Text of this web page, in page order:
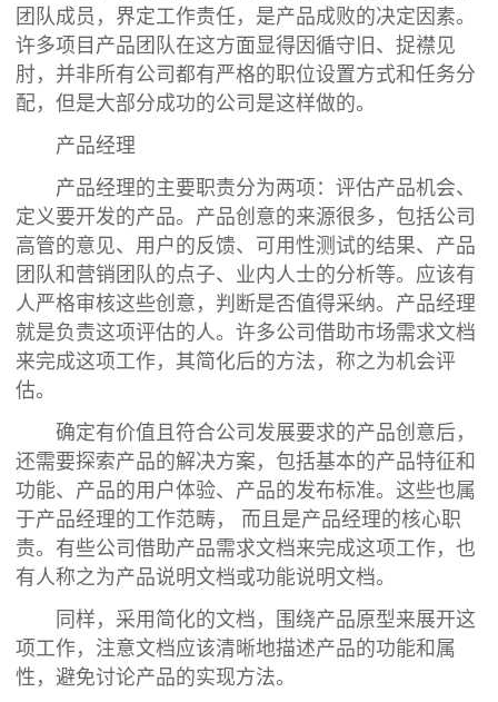
团队成员，界定工作责任，是产品成败的决定因素。
许多项目产品团队在这方面显得因循守旧、捉襟见
肘，并非所有公司都有严格的职位设置方式和任务分
配，但是大部分成功的公司是这样做的。
产品经理
产品经理的主要职责分为两项：评估产品机会、
定义要开发的产品。产品创意的来源很多，包括公司
高管的意见、用户的反馈、可用性测试的结果、产品
团队和营销团队的点子、业内人士的分析等。应该有
人严格审核这些创意，判断是否值得采纳。产品经理
就是负责这项评估的人。许多公司借助市场需求文档
来完成这项工作，其简化后的方法，称之为机会评
估。
确定有价值且符合公司发展要求的产品创意后，
还需要探索产品的解决方案，包括基本的产品特征和
功能、产品的用户体验、产品的发布标准。这些也属
于产品经理的工作范畴， 而且是产品经理的核心职
责。有些公司借助产品需求文档来完成这项工作，也
有人称之为产品说明文档或功能说明文档。
同样，采用简化的文档，围绕产品原型来展开这
项工作，注意文档应该清晰地描述产品的功能和属
性，避免讨论产品的实现方法。